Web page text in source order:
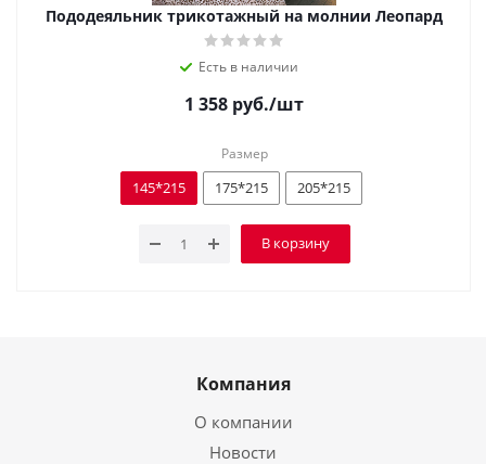
Пододеяльник трикотажный на молнии Леопард
Есть в наличии
1 358 руб./шт
Размер
145*215 175*215 205*215
В корзину
Компания
О компании
Новости